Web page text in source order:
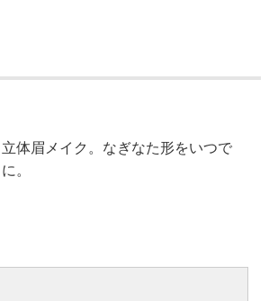
体眉メイク。なぎなた形をいつで
。